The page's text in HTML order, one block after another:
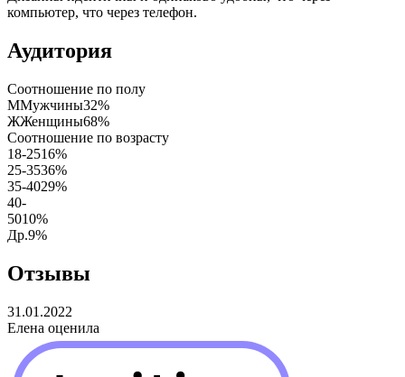
компьютер, что через телефон.
Аудитория
Соотношение по полу
ММужчины32%
ЖЖенщины68%
Соотношение по возрасту
18-2516%
25-3536%
35-4029%
40-
5010%
Др.9%
Отзывы
31.01.2022
Елена оценила